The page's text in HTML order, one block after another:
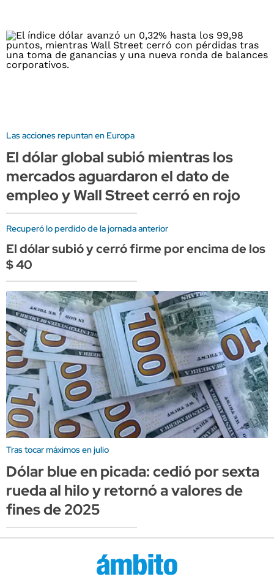
Las acciones repuntan en Europa
El dólar global subió mientras los
mercados aguardaron el dato de
empleo y Wall Street cerró en rojo
Recuperó lo perdido de la jornada anterior
El dólar subió y cerró firme por encima de los
$ 40
Tras tocar máximos en julio
Dólar blue en picada: cedió por sexta
rueda al hilo y retornó a valores de
fines de 2025